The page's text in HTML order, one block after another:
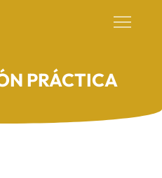
PRÁCTICA